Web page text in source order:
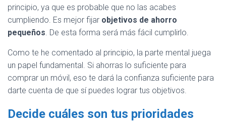
principio, ya que es probable que no las acabes
cumpliendo. Es mejor fijar objetivos de ahorro
pequeños. De esta forma será más fácil cumplirlo.
Como te he comentado al principio, la parte mental juega
un papel fundamental. Si ahorras lo suficiente para
comprar un móvil, eso te dará la confianza suficiente para
darte cuenta de que sí puedes lograr tus objetivos.
Decide cuáles son tus prioridades